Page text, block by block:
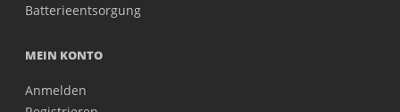
Batterieentsorgung
MEIN KONTO
Anmelden